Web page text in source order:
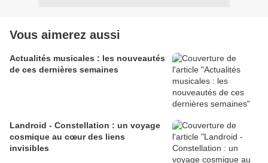
Vous aimerez aussi
Actualités musicales : les nouveautés
de ces dernières semaines
Landroid - Constellation : un voyage
cosmique au cœur des liens
invisibles